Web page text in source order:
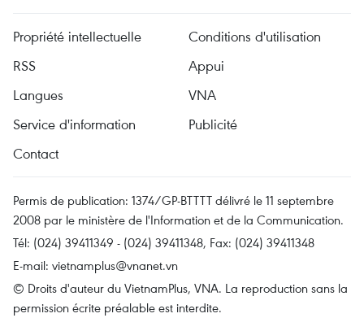
Propriété intellectuelle
Conditions d'utilisation
RSS
Appui
Langues
VNA
Service d'information
Publicité
Contact
Permis de publication: 1374/GP-BTTTT délivré le 11 septembre
2008 par le ministère de l'Information et de la Communication.
Tél: (024) 39411349 - (024) 39411348, Fax: (024) 39411348
E-mail: vietnamplus@vnanet.vn
© Droits d'auteur du VietnamPlus, VNA. La reproduction sans la
permission écrite préalable est interdite.